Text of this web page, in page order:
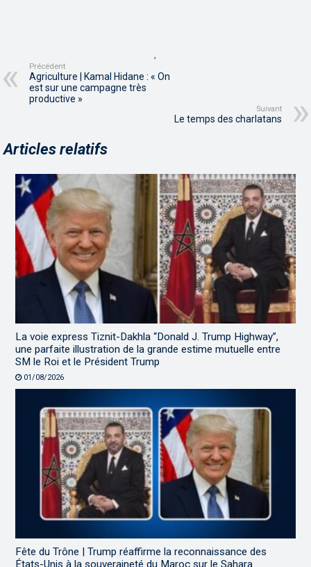
,
Précédent
Agriculture | Kamal Hidane : « On
est sur une campagne très
productive »
Suivant
Le temps des charlatans
Articles relatifs
La voie express Tiznit-Dakhla “Donald J. Trump Highway”,
une parfaite illustration de la grande estime mutuelle entre
SM le Roi et le Président Trump
01/08/2026
Fête du Trône | Trump réaffirme la reconnaissance des
États-Unis à la souveraineté du Maroc sur le Sahara